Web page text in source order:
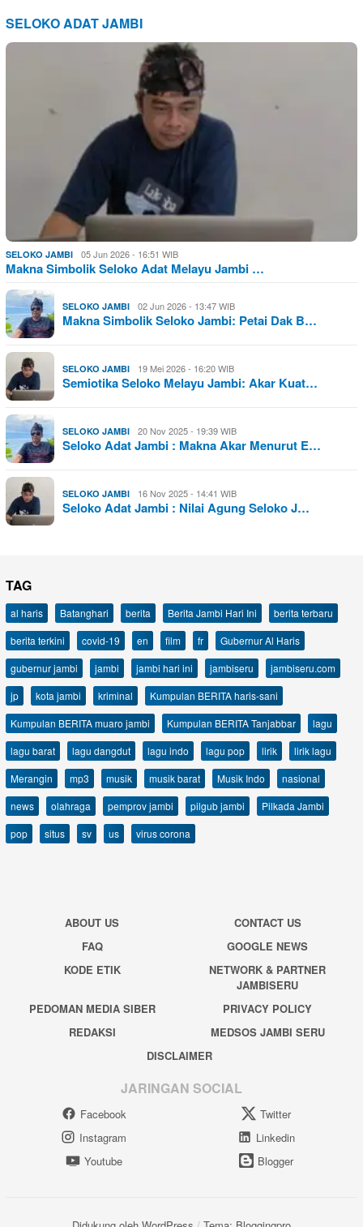
SELOKO ADAT JAMBI
SELOKO JAMBI 05 Jun 2026 - 16:51 WIB
Makna Simbolik Seloko Adat Melayu Jambi …
SELOKO JAMBI 02 Jun 2026 - 13:47 WIB
Makna Simbolik Seloko Jambi: Petai Dak B…
SELOKO JAMBI 19 Mei 2026 - 16:20 WIB
Semiotika Seloko Melayu Jambi: Akar Kuat…
SELOKO JAMBI 20 Nov 2025 - 19:39 WIB
Seloko Adat Jambi : Makna Akar Menurut E…
SELOKO JAMBI 16 Nov 2025 - 14:41 WIB
Seloko Adat Jambi : Nilai Agung Seloko J…
TAG
al haris Batanghari berita Berita Jambi Hari Ini
berita terbaru
berita terkini
covid-19 en film fr
Gubernur Al Haris
gubernur jambi
jambi jambi hari ini jambiseru
jambiseru.com
jp
kota jambi kriminal
Kumpulan BERITA haris-sani
Kumpulan BERITA muaro jambi
Kumpulan BERITA Tanjabbar
lagu
lagu barat
lagu dangdut lagu indo lagu pop lirik
lirik lagu
Merangin
mp3 musik musik barat Musik Indo
nasional
news
olahraga pemprov jambi pilgub jambi
Pilkada Jambi
pop
situs sv us virus corona
ABOUT US
CONTACT US
FAQ
GOOGLE NEWS
KODE ETIK
NETWORK & PARTNER
JAMBISERU
PEDOMAN MEDIA SIBER
PRIVACY POLICY
REDAKSI
MEDSOS JAMBI SERU
DISCLAIMER
JARINGAN SOCIAL
Facebook
Twitter
Instagram
Linkedin
Youtube
Blogger